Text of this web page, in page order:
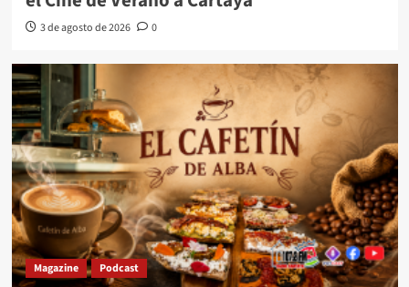
3 de agosto de 2026 0
Magazine Podcast